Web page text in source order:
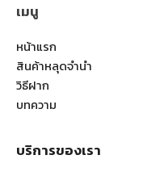
เมนู
หน้าแรก
สินค้าหลุดจำนำ
วิธีฝาก
บทความ
บริการของเรา